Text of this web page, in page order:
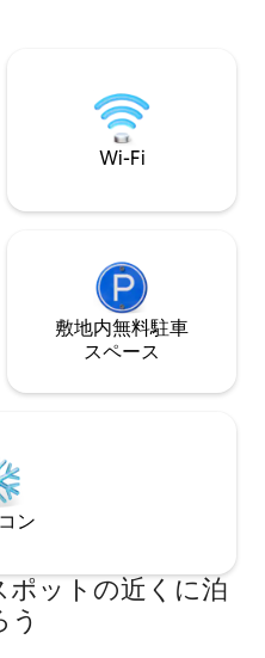
提供される新鮮な
エストに応じてベ
ております - すべ
しています
Wi-Fi
敷地内無料駐⁠車
ス⁠ペ⁠ー⁠ス
ン
ットの近くに泊
う